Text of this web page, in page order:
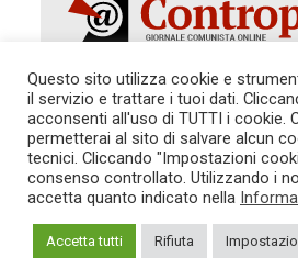
Autorizzazione del Tribunale di Roma
dicembre 2014. Direttore Responsabile:
Cararo. Indirizzo: V.Casalbruciato 27- sc.
Roma -
Tel. 06.640.122.19 -
TG CONTROPIANO
LINK
PRIVACY
COOKIE POLICY
Questo sito utilizza cookie e
il servizio e trattare i tuoi dati.
acconsenti all'uso di TUTTI i cookie.
permetterai al sito di salvare alcun
tecnici. Cliccando "Impostazioni
consenso controllato. Utilizzando i
accetta quanto indicato nella
Accetta tutti Rifiuta